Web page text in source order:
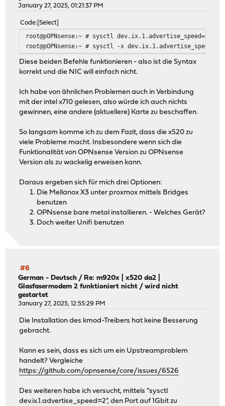
January 27, 2025, 01:21:37 PM
Code Select
root@pOPNsense:~ # sysctl dev.ix.1.advertise_speed=0
root@pOPNsense:~ # sysctl -x
Diese beiden Befehle funktionieren - also ist die Syntax
korrekt und die NIC will einfach nicht.
Ich habe von ähnlichen Problemen auch in Verbindung
mit der intel x710 gelesen, also würde ich auch nichts
gewinnen, eine andere (aktuellere) Karte zu beschaffen.
So langsam komme ich zu dem Fazit, dass die x520 zu
viele Probleme macht. Insbesondere wenn sich die
Funktionalität von OPNsense Version zu OPNsense
Version als zu wackelig erweisen kann.
Daraus ergeben sich für mich drei Optionen:
Die Mellanox X3 unter proxmox mittels Bridges
benutzen
OPNsense bare metal installieren. - Welches Gerät?
Doch weiter Unifi benutzen
#6
German - Deutsch / Re: m920x | x520 da2 |
Glasfasermodem 2 funktioniert nicht / wird nicht
gestartet
January 27, 2025, 12:55:29 PM
Die Installation des kmod-Treibers hat keine Besserung
gebracht.
Kann es sein, dass es sich um ein Upstreamproblem
handelt? Vergleiche
https://github.com/opnsense/core/issues/6526
Des weiteren habe ich versucht, mittels "sysctl
dev.ix.1.advertise_speed=2", den Port auf 1Gbit zu